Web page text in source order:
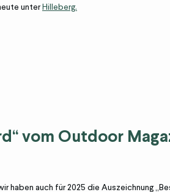
unterHilleberg.
“vom Outdoor
haben auch für 2025 die Auszeichnung